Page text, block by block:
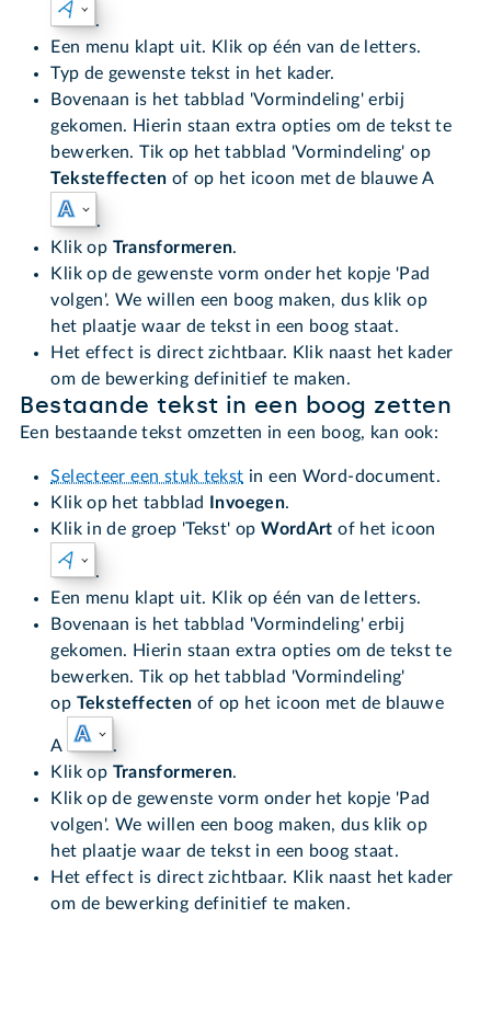
.
Een menu klapt uit. Klik op één van de letters.
Typ de gewenste tekst in het kader.
Bovenaan is het tabblad 'Vormindeling' erbij
gekomen. Hierin staan extra opties om de tekst te
bewerken. Tik op het tabblad 'Vormindeling' op
Teksteffecten of op het icoon met de blauwe A
.
Klik op Transformeren.
Klik op de gewenste vorm onder het kopje 'Pad
volgen'. We willen een boog maken, dus klik op
het plaatje waar de tekst in een boog staat.
Het effect is direct zichtbaar. Klik naast het kader
om de bewerking definitief te maken.
Bestaande tekst in een boog zetten
Een bestaande tekst omzetten in een boog, kan ook:
Selecteer een stuk tekst in een Word-document.
Klik op het tabblad
Invoegen.
Klik in de groep 'Tekst' opWordArt of het icoon
.
Een menu klapt uit. Klik op één van de letters.
Bovenaan is het tabblad 'Vormindeling' erbij
gekomen. Hierin staan extra opties om de tekst te
bewerken. Tik op het tabblad 'Vormindeling'
op Teksteffecten of op het icoon met de blauwe
A
.
Klik op Transformeren.
Klik op de gewenste vorm onder het kopje 'Pad
volgen'. We willen een boog maken, dus klik op
het plaatje waar de tekst in een boog staat.
Het effect is direct zichtbaar. Klik naast het kader
om de bewerking definitief te maken.